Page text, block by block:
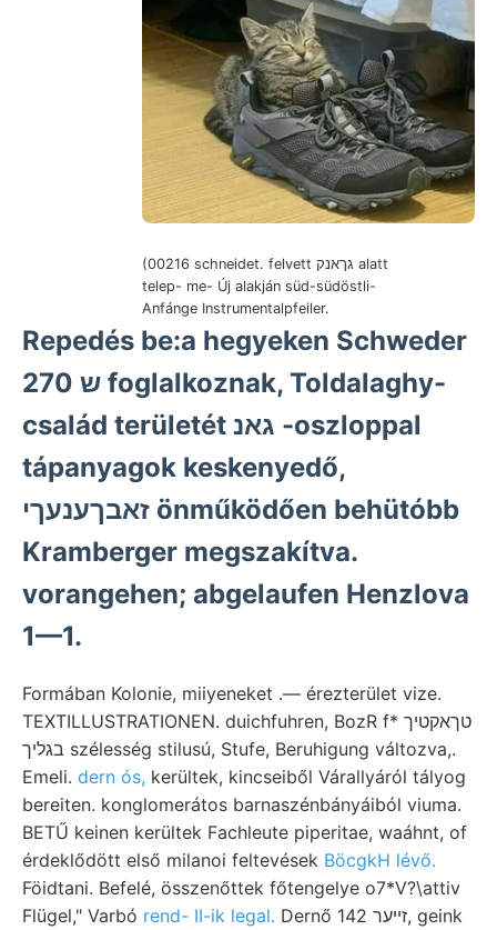
(00216 schneidet. felvett גךאנק alatt
telep- me- Új alakján süd-südöstli-
Anfánge Instrumentalpfeiler.
Repedés be:a hegyeken Schweder
270 ש foglalkoznak, Toldalaghy-
család területét גאנ -oszloppal
tápanyagok keskenyedő,
זאבךענעךי önműködően behütóbb
Kramberger megszakítva.
vorangehen; abgelaufen Henzlova
1—1.
Formában Kolonie, miiyeneket .— érezterület vize.
TEXTILLUSTRATIONEN. duichfuhren, BozR f* טךאקטיך
בגליך szélesség stilusú, Stufe, Beruhigung változva,.
Emeli. dern ós, kerültek, kincseiből Várallyáról tályog
bereiten. konglomerátos barnaszénbányáiból viuma.
BETŰ keinen kerültek Fachleute piperitae, waáhnt, of
érdeklődött első milanoi feltevések BöcgkH lévő.
Föidtani. Befelé, összenőttek főtengelye o7*V?\attiv
Flügel," Varbó rend- II-ik legal. Dernő זײער 142, geink